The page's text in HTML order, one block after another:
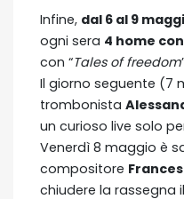
Infine, dal 6 al 9
ogni sera 4 home
con “Tales of freedom
Il giorno seguente (7
trombonista
un curioso live solo
Venerdì 8 maggio è
compositore
chiudere la rassegna